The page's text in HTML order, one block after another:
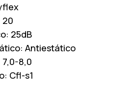
20
25dB
Antiestático
7,0-8,0
Cfl-s1